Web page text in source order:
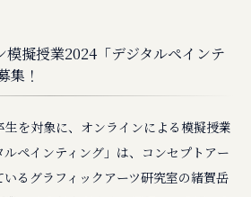
擬授業2024「デジタルペインテ
集！
を対象に、オンラインによる模擬授業
ペインティング」は、コンセプトアー
るグラフィックアーツ研究室の緒賀岳